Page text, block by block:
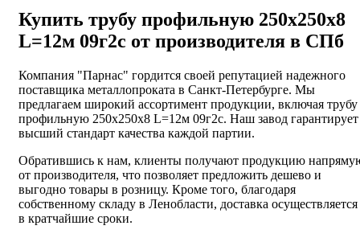
Купить трубу профильную 250х250х8
L=12м 09г2с от производителя в СПб
Компания "Парнас" гордится своей репутацией надежного
поставщика металлопроката в Санкт-Петербурге. Мы
предлагаем широкий ассортимент продукции, включая трубу
профильную 250х250х8 L=12м 09г2с. Наш завод гарантирует
высший стандарт качества каждой партии.
Обратившись к нам, клиенты получают продукцию
от производителя, что позволяет предложить дешево и
выгодно товары в розницу. Кроме того, благодаря
собственному складу в Ленобласти, доставка осуществляется
в кратчайшие сроки.